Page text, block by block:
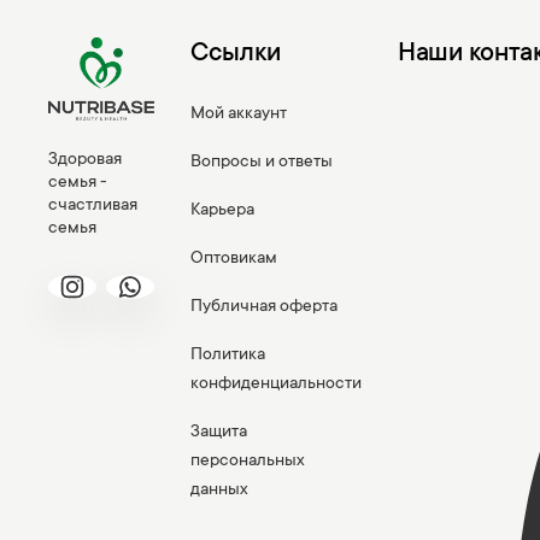
Здоровая
семья -
счастливая
семья
Ссылки
Мой аккаунт
Вопросы и ответы
Карьера
Оптовикам
Публичная оферта
Политика
конфиденциальности
Защита
персональных
данных
Наши